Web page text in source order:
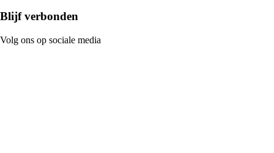
Blijf verbonden
Volg ons op sociale media